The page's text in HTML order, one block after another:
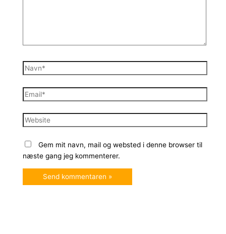
Navn*
Email*
Website
Gem mit navn, mail og websted i denne browser til
næste gang jeg kommenterer.